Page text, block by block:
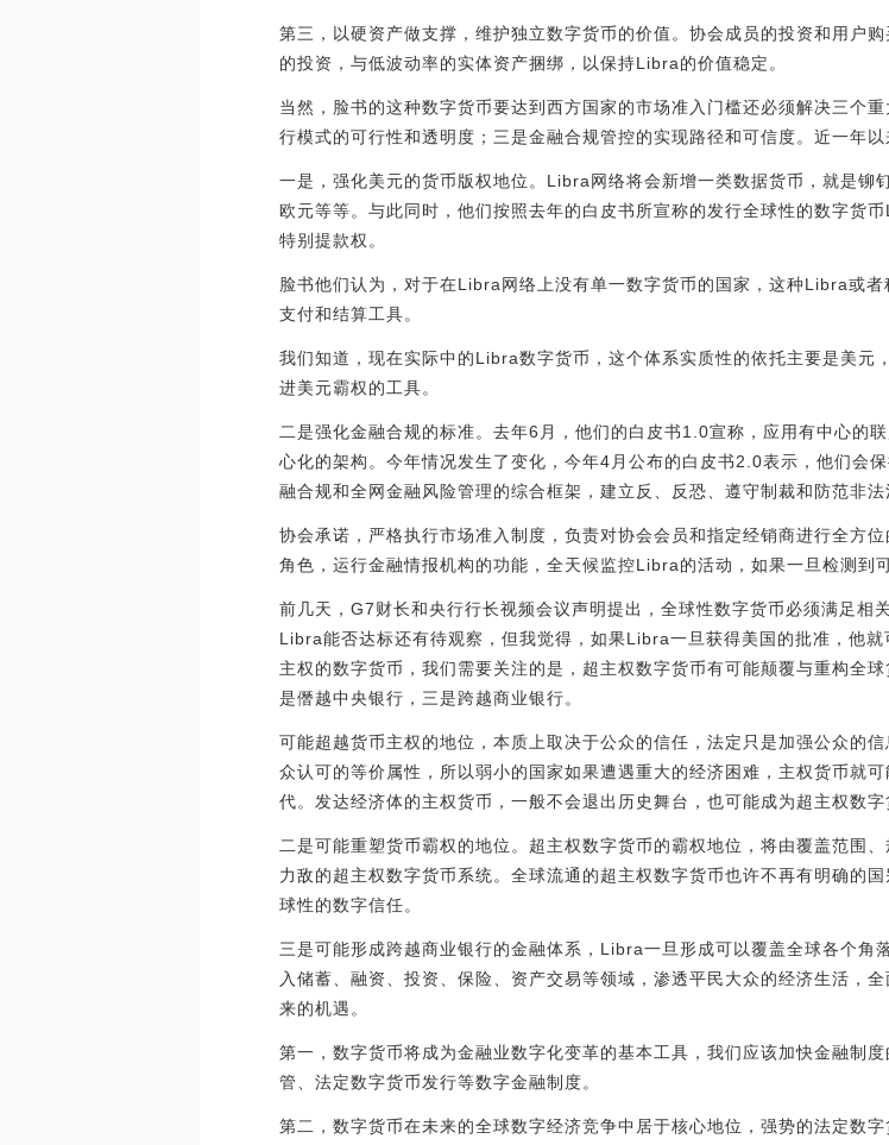
第三，以硬资产做支撑，维护独立数字货币的价值。协会成员的投资和用户
的投资，与低波动率的实体资产捆绑，以保持Libra的价值稳定。
当然，脸书的这种数字货币要达到西方国家的市场准入门槛还必须解决三个
行模式的可行性和透明度；三是金融合规管控的实现路径和可信度。近一年
一是，强化美元的货币版权地位。Libra网络将会新增一类数据货币，就是
欧元等等。与此同时，他们按照去年的白皮书所宣称的发行全球性的数字货
特别提款权。
脸书他们认为，对于在Libra网络上没有单一数字货币的国家，这种Libra或
支付和结算工具。
我们知道，现在实际中的Libra数字货币，这个体系实质性的依托主要是美元
进美元霸权的工具。
二是强化金融合规的标准。去年6月，他们的白皮书1.0宣称，应用有中心的
心化的架构。今年情况发生了变化，今年4月公布的白皮书2.0表示，他们会
融合规和全网金融风险管理的综合框架，建立反、反恐、遵守制裁和防范非
协会承诺，严格执行市场准入制度，负责对协会会员和指定经销商进行全方
角色，运行金融情报机构的功能，全天候监控Libra的活动，如果一旦检测到
前几天，G7财长和央行行长视频会议声明提出，全球性数字货币必须满足相
Libra能否达标还有待观察，但我觉得，如果Libra一旦获得美国的批准，他
主权的数字货币，我们需要关注的是，超主权数字货币有可能颠覆与重构全
是僭越中央银行，三是跨越商业银行。
可能超越货币主权的地位，本质上取决于公众的信任，法定只是加强公众的
众认可的等价属性，所以弱小的国家如果遭遇重大的经济困难，主权货币就
代。发达经济体的主权货币，一般不会退出历史舞台，也可能成为超主权数
二是可能重塑货币霸权的地位。超主权数字货币的霸权地位，将由覆盖范围
力敌的超主权数字货币系统。全球流通的超主权数字货币也许不再有明确的
球性的数字信任。
三是可能形成跨越商业银行的金融体系，Libra一旦形成可以覆盖全球各个角
入储蓄、融资、投资、保险、资产交易等领域，渗透平民大众的经济生活，
来的机遇。
第一，数字货币将成为金融业数字化变革的基本工具，我们应该加快金融制
管、法定数字货币发行等数字金融制度。
第二，数字货币在未来的全球数字经济竞争中居于核心地位，强势的法定数